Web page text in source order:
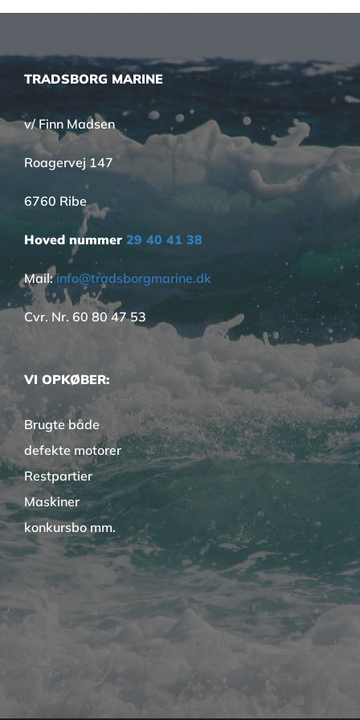
TRADSBORG MARINE
v/ Finn Madsen
Roagervej 147
6760 Ribe
Hoved nummer 29 40 41 38
Mail:info@tradsborgmarine.dk
Cvr. Nr. 60 80 47 53
VI OPKØBER:
Brugte både
defekte motorer
Restpartier
Maskiner
konkursbo mm.